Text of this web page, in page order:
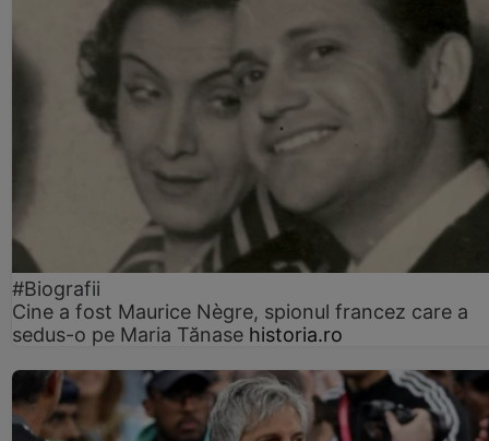
#Biografii
Cine a fost Maurice Nègre, spionul francez care a
sedus-o pe Maria Tănase historia.ro